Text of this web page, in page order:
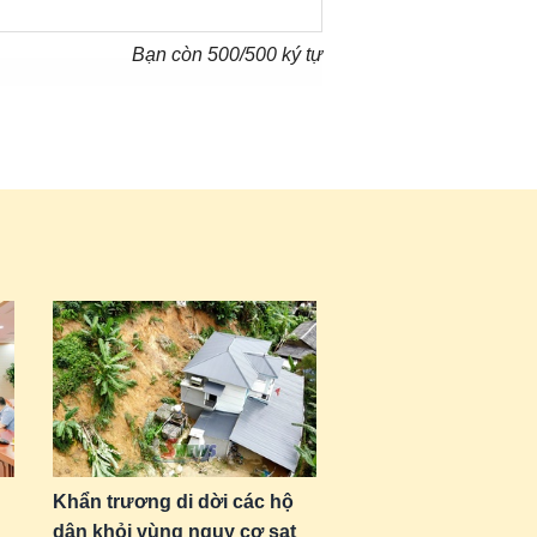
Bạn còn 500/500 ký tự
Khẩn trương di dời các hộ
dân khỏi vùng nguy cơ sạt